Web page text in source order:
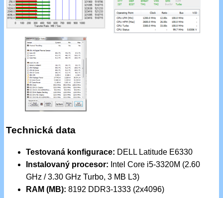
Technická data
Testovaná konfigurace: DELL Latitude E6330
Instalovaný procesor: Intel Core i5-3320M (2.60
GHz / 3.30 GHz Turbo, 3 MB L3)
RAM (MB):8192 DDR3-1333 (2x4096)